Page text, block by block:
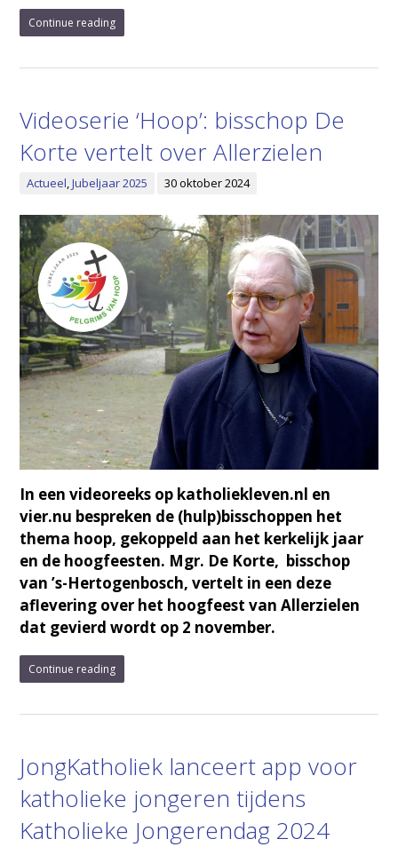
Continue reading
Videoserie ‘Hoop’: bisschop De
Korte vertelt over Allerzielen
Actueel,Jubeljaar 2025 30 oktober 2024
In een videoreeks op katholiekleven.nl en
vier.nu bespreken de (hulp)bisschoppen het
thema hoop, gekoppeld aan het kerkelijk jaar
en de hoogfeesten. Mgr. De Korte, bisschop
van ’s-Hertogenbosch, vertelt in een deze
aflevering over het hoogfeest van Allerzielen
dat gevierd wordt op 2 november.
Continue reading
JongKatholiek lanceert app voor
katholieke jongeren tijdens
Katholieke Jongerendag 2024